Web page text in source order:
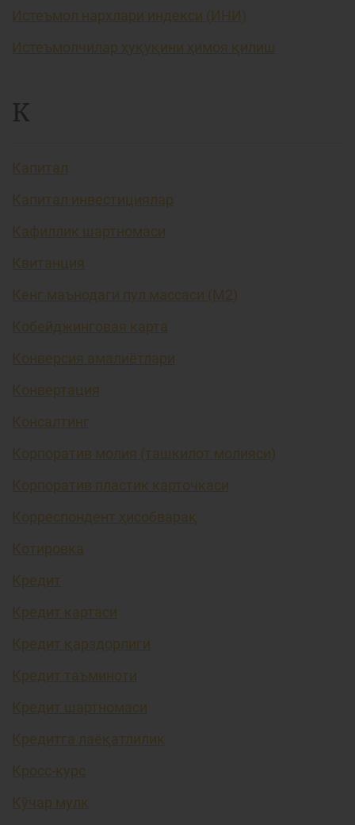
Истеъмол нархлари индекси (ИНИ)
Истеъмолчилар ҳуқуқини ҳимоя қилиш
К
Капитал
Капитал инвестициялар
Кафиллик шартномаси
Квитанция
Кенг маънодаги пул массаси (М2)
Кобейджинговая карта
Конверсия амалиётлари
Конвертация
Консалтинг
Корпоратив молия (ташкилот молияси)
Корпоратив пластик карточкаси
Корреспондент ҳисобварақ
Котировка
Кредит
Кредит картаси
Кредит қарздорлиги
Кредит таъминоти
Кредит шартномаси
Кредитга лаёқатлилик
Кросс-курс
Кўчар мулк